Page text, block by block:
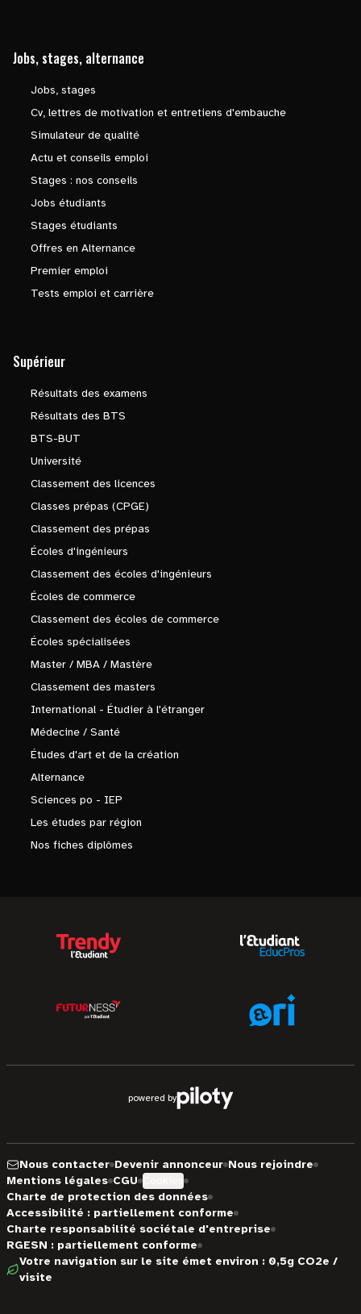
Jobs, stages, alternance
Jobs, stages
Cv, lettres de motivation et entretiens d'embauche
Simulateur de qualité
Actu et conseils emploi
Stages : nos conseils
Jobs étudiants
Stages étudiants
Offres en Alternance
Premier emploi
Tests emploi et carrière
Supérieur
Résultats des examens
Résultats des BTS
BTS-BUT
Université
Classement des licences
Classes prépas (CPGE)
Classement des prépas
Écoles d'ingénieurs
Classement des écoles d'ingénieurs
Écoles de commerce
Classement des écoles de commerce
Écoles spécialisées
Master / MBA / Mastère
Classement des masters
International - Étudier à l'étranger
Médecine / Santé
Études d'art et de la création
Alternance
Sciences po - IEP
Les études par région
Nos fiches diplômes
powered by
Nous contacter Devenir annonceur Nous rejoindre
Mentions légales CGU
Charte de protection des données
Accessibilité : partiellement conforme
Charte responsabilité sociétale d'entreprise
RGESN : partiellement conforme
Votre navigation sur le site émet environ : 0,5g CO2e /
visite